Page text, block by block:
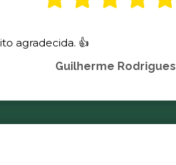
agradecida. 👍
Guilherme Rodrigues